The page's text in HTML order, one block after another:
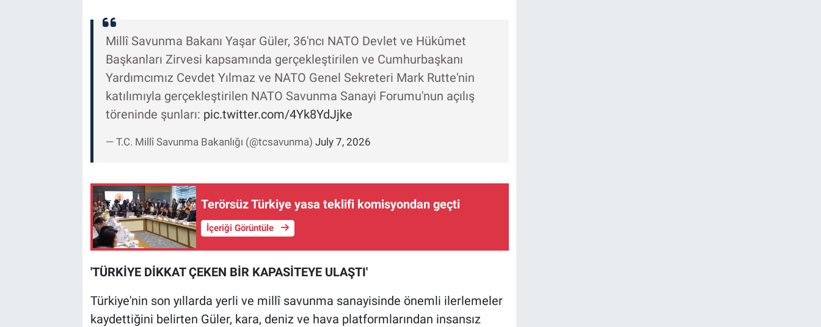
Millî Savunma Bakanı Yaşar Güler, 36'ncı NATO Devlet ve Hükûmet
Başkanları Zirvesi kapsamında gerçekleştirilen ve Cumhurbaşkanı
Yardımcımız Cevdet Yılmaz ve NATO Genel Sekreteri Mark Rutte'nin
katılımıyla gerçekleştirilen NATO Savunma Sanayi Forumu'nun açılış
töreninde şunları: pic.twitter.com/4Yk8YdJjke
— T.C. Millî Savunma Bakanlığı (@tcsavunma) July 7, 2026
Terörsüz Türkiye yasa teklifi komisyondan geçti
İçeriği Görüntüle
'TÜRKİYE DİKKAT ÇEKEN BİR KAPASİTEYE ULAŞTI'
Türkiye'nin son yıllarda yerli ve millî savunma sanayisinde önemli ilerlemeler
kaydettiğini belirten Güler, kara, deniz ve hava platformlarından insansız